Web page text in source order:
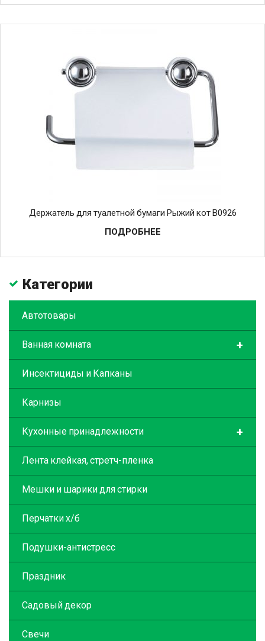
Держатель для туалетной бумаги Рыжий кот B0926
ПОДРОБНЕЕ
Категории
Автотовары
+
Ванная комната
Инсектициды и Капканы
Карнизы
+
Кухонные принадлежности
Лента клейкая, стретч-пленка
Мешки и шарики для стирки
Перчатки х/б
Подушки-антистресс
Праздник
Садовый декор
Свечи